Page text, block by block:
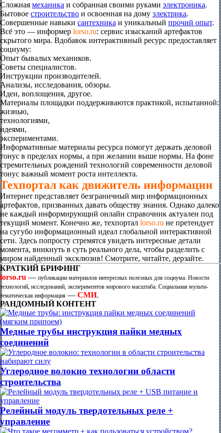
Сложная механика и собранная своими руками электроника.
Бытовое строительство и освоенная на дому электрика.
Совершенные навыки сантехника и уникальный прочий опыт.
Всё это — информер lorso.ru: сервис изысканий артефактов
скрытого мира. Вдобавок интерактивный ресурс предоставляет
социуму:
Опыт бывалых механиков.
Советы специалистов.
Инструкции производителей.
Анализы, исследования, обзоры.
Идеи, воплощения, другое.
Материалы площадки поддерживаются практикой, испытанной:
жизнью,
технологиями,
идеями,
экспериментами.
Информативные материалы ресурса помогут держать деловой
тонус в пределах нормы, а при желании выше нормы. На фоне
стремительных рождений технологий современности деловой
тонус важный момент роста интеллекта.
Техпортал как движитель информации
Интернет представляет безграничный мир информационных
артефактов, призванных давать обществу знания. Однако далеко
не каждый информирующий онлайн справочник актуален под
текущий момент. Конечно же, техпортал lorso.ru не претендует
на сугубо информационный идеал глобальной интерактивной
сети. Здесь попросту стремятся увидеть интересные детали
момента, вникнуть в суть реального дела, чтобы разделить с
миром найденный эксклюзив! Смотрите, читайте, дерзайте.
КРАТКИЙ БРИФИНГ
lorso.ru — публикации материалов интересных полезных для социума. Новости
технологий, исследований, экспериментов мирового масштаба. Социальная мульти-
тематическая информация — СМИ.
РАНДОМНЫЙ КОНТЕНТ
Медные трубы инструкция пайки медных
соединений
Углеродное волокно технологии области
строительства
Релейный модуль твердотельных реле +
управление